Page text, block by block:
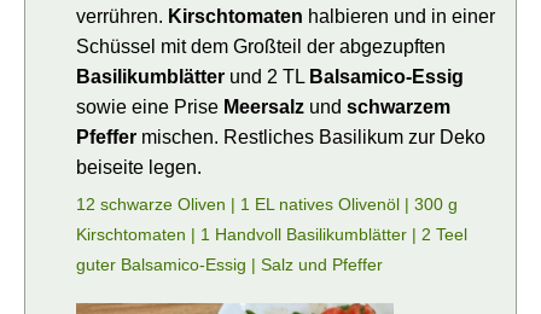
verrühren. Kirschtomaten halbieren und in einer
Schüssel mit dem Großteil der abgezupften
Basilikumblätter und 2 TL Balsamico-Essig
sowie eine Prise Meersalz und schwarzem
Pfeffer mischen. Restliches Basilikum zur Deko
beiseite legen.
12 schwarze Oliven | 1 EL natives Olivenöl | 300 g
Kirschtomaten | 1 Handvoll Basilikumblätter | 2 Teel
guter Balsamico-Essig | Salz und Pfeffer